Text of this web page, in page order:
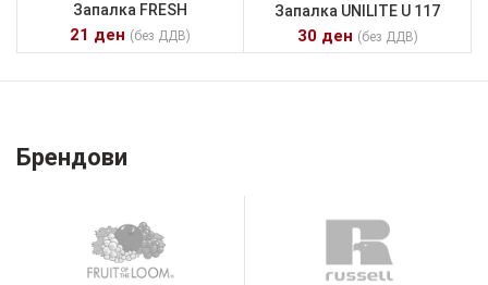
Запалка FRESH
21 ден (без ДДВ)
Запалка UNILITE U 117
30 ден (без ДДВ)
Брендови